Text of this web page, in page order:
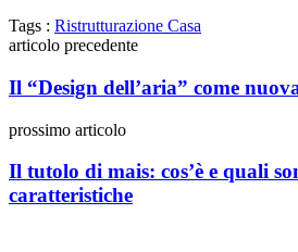
Tags : Ristrutturazione Casa
articolo precedente
Il “Design dell’aria” come
prossimo articolo
Il tutolo di mais: cos’è e quali
caratteristiche